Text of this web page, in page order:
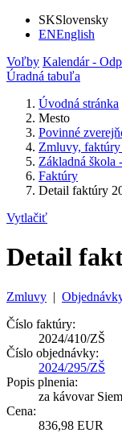
SKSlovensky
ENEnglish
Voľby Kalendár -
Úradná tabuľa
Úvodná stránka
Mesto
Povinné
Zmluvy,
Základná škola
Faktúry
Detail faktúry
Vytlačiť
Detail
Zmluvy |
Číslo faktúry:
2024/410/ZŠ
Číslo objednávky:
2024/295/ZŠ
Popis plnenia:
za kávovar
Cena:
836,98 EUR